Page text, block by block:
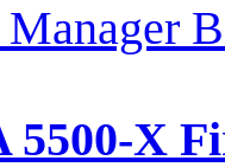
5500-X